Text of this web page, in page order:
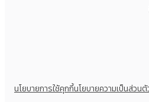
นโยบายการใช้คุกกี้นโยบายความเป็นส่วน